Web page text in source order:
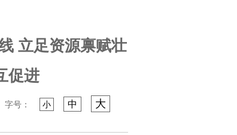
立足资源禀赋壮
促进
字号： 小 中 大